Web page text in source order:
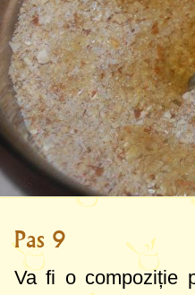
Pas 9
Va fi o compoziție